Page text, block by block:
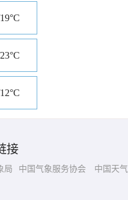
接
局 中国气象服务协会 中国天